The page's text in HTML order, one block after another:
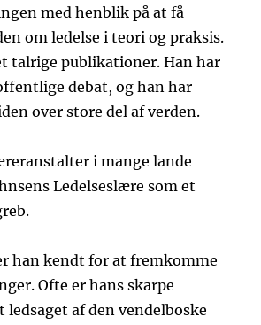
med henblik på at få
om ledelse i teori og praksis.
talrige publikationer. Han har
debat, og han har
over store del af verden.
i mange lande
Ledelseslære som et
han kendt for at fremkomme
Ofte er hans skarpe
ledsaget af den vendelboske